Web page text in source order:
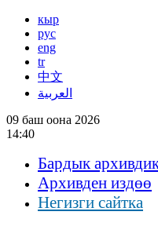
кыр
рус
eng
tr
中文
العربية
09 баш оона 2026
14:40
Бардык
Архивден издөө
Негизги сайтка